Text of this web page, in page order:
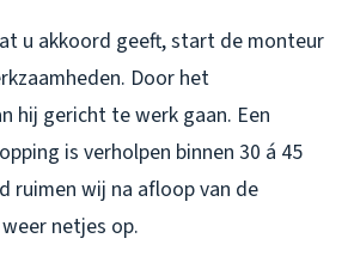
u akkoord geeft, start de monteur
Door het
hij gericht te werk gaan. Een
is verholpen binnen 30 á 45
ruimen wij na afloop van de
netjes op.